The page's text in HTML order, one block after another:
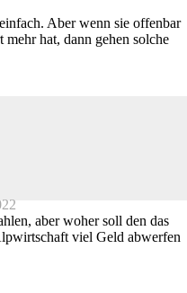
Aber wenn sie offenbar
hat, dann gehen solche
aber woher soll den das
viel Geld abwerfen